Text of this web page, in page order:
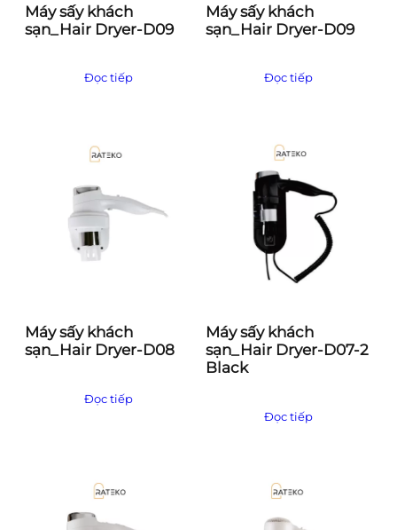
Máy sấy khách
sạn_Hair Dryer-D09
Đọc tiếp
Máy sấy khách
sạn_Hair Dryer-D09
Đọc tiếp
Máy sấy khách
sạn_Hair Dryer-D08
Đọc tiếp
Máy sấy khách
sạn_Hair Dryer-D07-2
Black
Đọc tiếp